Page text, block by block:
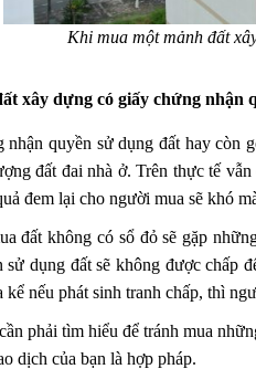
Khi mua một mảnh đất
xây dựng có giấy chứng nhận
nhận quyền sử dụng đất hay còn
đất đai nhà ở. Trên thực tế
đem lại cho người mua sẽ khó
đất không có sổ đỏ sẽ gặp
sử dụng đất sẽ không được chấp
kể nếu phát sinh tranh chấp, thì
phải tìm hiểu để tránh mua
dịch của bạn là hợp pháp.